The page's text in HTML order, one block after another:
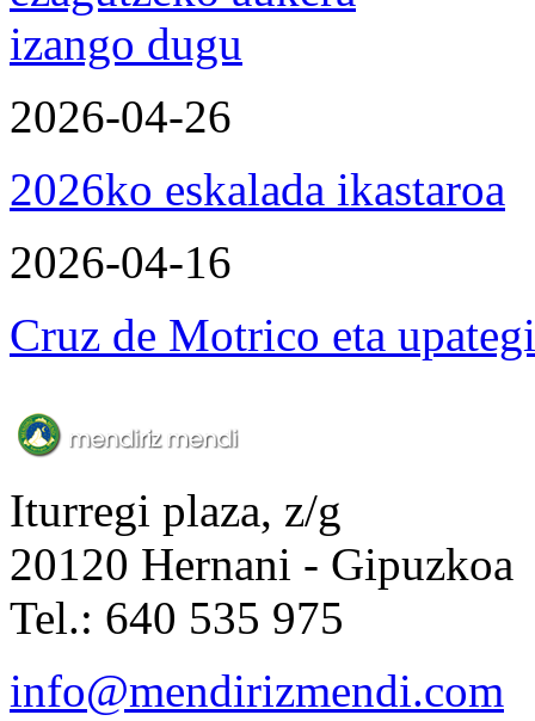
izango dugu
2026-04-26
2026ko eskalada ikastaroa
2026-04-16
Cruz de Motrico eta
Iturregi plaza, z/g
20120 Hernani - Gipuzkoa
Tel.: 640 535 975
info@mendirizmendi.com